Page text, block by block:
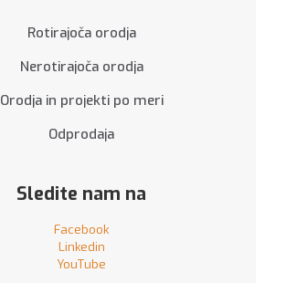
Rotirajoča orodja
Nerotirajoča orodja
Orodja in projekti po meri
Odprodaja
Sledite nam na
Facebook
Linkedin
YouTube